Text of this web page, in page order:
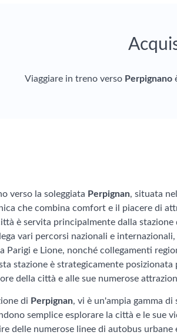
Viaggiare in treno verso Perpignano
verso la soleggiata Perpignan, situata
che combina comfort e il piacere di
è servita principalmente dalla stazione
vari percorsi nazionali e
Parigi e Lione, nonché collegamenti
stazione è strategicamente
della città e alle sue numerose
di Perpignan, vi è un'ampia gamma
semplice esplorare la città e le sue
delle numerose linee di autobus